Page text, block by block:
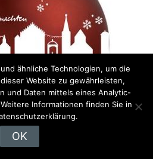
ähnliche Technologien, um die
Website zu gewährleisten,
und Daten mittels eines Analytic-
Informationen finden Sie in
OK